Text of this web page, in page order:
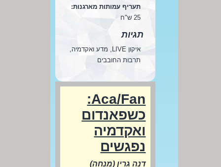
תעריף עמותות מארגנות:
25 ש"ח
תגיות
איקון LIVE, מדע ואקדמיה,
תרבות החובבים
Aca/Fan:
כשפאנדום
ואקדמיה
נפגשים
דנה גרין (מנחה)